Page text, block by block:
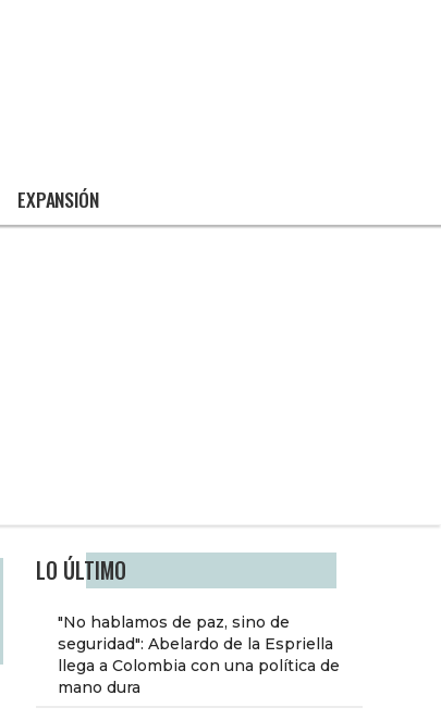
EXPANSIÓN
LO ÚLTIMO
"No hablamos de paz, sino de
seguridad": Abelardo de la Espriella
llega a Colombia con una política de
mano dura